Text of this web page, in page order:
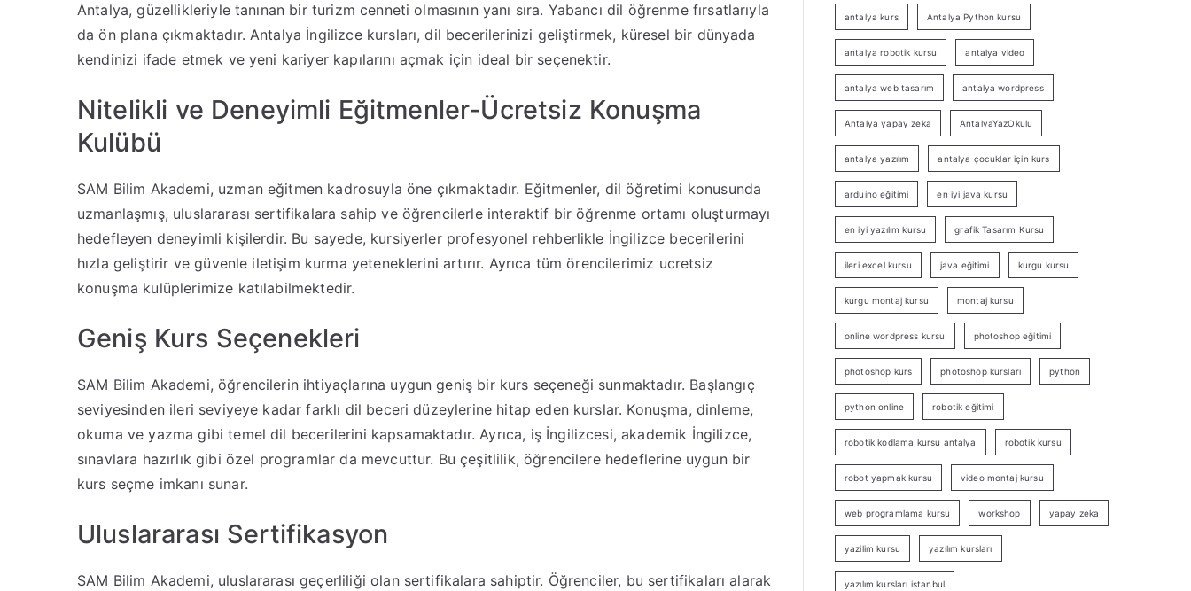
Antalya, güzellikleriyle tanınan bir turizm cenneti olmasının yanı sıra. Yabancı dil öğrenme fırsatlarıyla
da ön plana çıkmaktadır. Antalya İngilizce kursları, dil becerilerinizi geliştirmek, küresel bir dünyada
kendinizi ifade etmek ve yeni kariyer kapılarını açmak için ideal bir seçenektir.
Nitelikli ve Deneyimli Eğitmenler-Ücretsiz Konuşma
Kulübü
SAM Bilim Akademi, uzman eğitmen kadrosuyla öne çıkmaktadır. Eğitmenler, dil öğretimi konusunda
uzmanlaşmış, uluslararası sertifikalara sahip ve öğrencilerle interaktif bir öğrenme ortamı oluşturmayı
hedefleyen deneyimli kişilerdir. Bu sayede, kursiyerler profesyonel rehberlikle İngilizce becerilerini
hızla geliştirir ve güvenle iletişim kurma yeteneklerini artırır. Ayrıca tüm örencilerimiz ucretsiz
konuşma kulüplerimize katılabilmektedir.
Geniş Kurs Seçenekleri
SAM Bilim Akademi, öğrencilerin ihtiyaçlarına uygun geniş bir kurs seçeneği sunmaktadır. Başlangıç
seviyesinden ileri seviyeye kadar farklı dil beceri düzeylerine hitap eden kurslar. Konuşma, dinleme,
okuma ve yazma gibi temel dil becerilerini kapsamaktadır. Ayrıca, iş İngilizcesi, akademik İngilizce,
sınavlara hazırlık gibi özel programlar da mevcuttur. Bu çeşitlilik, öğrencilere hedeflerine uygun bir
kurs seçme imkanı sunar.
Uluslararası Sertifikasyon
SAM Bilim Akademi, uluslararası geçerliliği olan sertifikalara sahiptir. Öğrenciler, bu sertifikaları alarak
antalya kurs Antalya Python kursu
antalya robotik kursu antalya video
antalya web tasarım antalya wordpress
Antalya yapay zeka AntalyaYazOkulu
antalya yazılım antalya çocuklar için kurs
arduino eğitimi en iyi java kursu
en iyi yazılım kursu grafik Tasarım Kursu
ileri excel kursu java eğitimi kurgu kursu
kurgu montaj kursu montaj kursu
online wordpress kursu photoshop eğitimi
photoshop kurs photoshop kursları python
python online robotik eğitimi
robotik kodlama kursu antalya robotik kursu
robot yapmak kursu video montaj kursu
web programlama kursu workshop yapay zeka
yazilim kursu yazılım kursları
yazılım kursları istanbul